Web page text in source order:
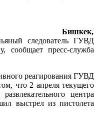
Бишкек,
следователь ГУВД
сообщает пресс-служба
реагирования ГУВД
что 2 апреля текущего
центра
выстрел из пистолета